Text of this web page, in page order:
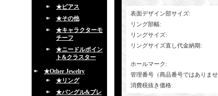
★ピアス
★その他
★キャラクターモ
チーフ
★ニードルポイン
ト&クラスター
★Other Jewelry
★リング
★バングル&ブレ
表面デザイン部サイズ:
リング部幅:
リングサイズ:
リングサイズ直し代金納期:
ホールマーク :
管理番号（商品番号ではありま
消費税抜き価格: